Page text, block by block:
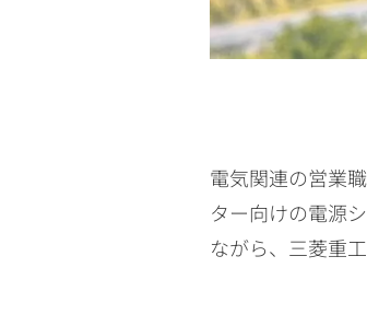
電気関連の営業
ター向けの電源
ながら、三菱重